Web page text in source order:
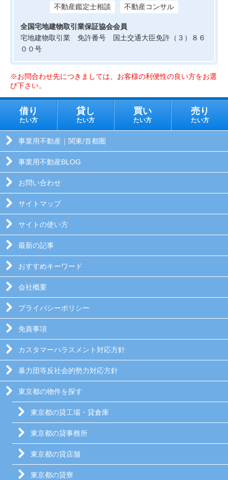
不動産鑑定士相談 不動産コンサル
全国宅地建物取引業保証協会会員
宅地建物取引業 免許番号 国土交通大臣免許（３）８６
００号
※お問合わせ先につきましては、お客様の利便性の良い方をお選
び下さい。
借り
たい方
貸し
たい方
買い
たい方
売り
たい方
事業用不動産｜関東/首都圏
事業用不動産BLOG
お問い合わせ
サイトマップ
サイトの使い方
最新の記事
おすすめキーワード
会社概要
プライバシーポリシー
免責事項
カスタマーハラスメント対応方針
暴力団等反社会的勢力対応方針
東京都の物件を探す
東京都の貸工場・貸倉庫
東京都の貸事務所
東京都の貸店舗
東京都の貸寮